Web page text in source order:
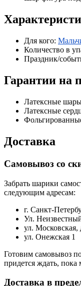
Для кого:
Количество в
Праздник/
Гарантии на
Латексные
Латексные
Доставка
Самовывоз со
Забрать шарики
следующим адресам:
г. Санкт-
Ул.
ул. Московская,
ул. Онежская 1
Готовим самовывоз
придется ждать,
Доставка в